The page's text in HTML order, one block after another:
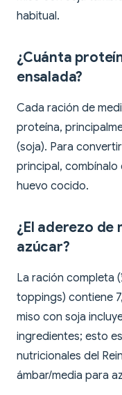
habitual.
¿Cuánta
ensalada?
Cada ración de
proteína,
(soja). Para
principal,
huevo cocido.
¿El aderezo de
azúcar?
La ración completa
toppings) contiene
miso con soja
ingredientes; esto
nutricionales del
ámbar/media para